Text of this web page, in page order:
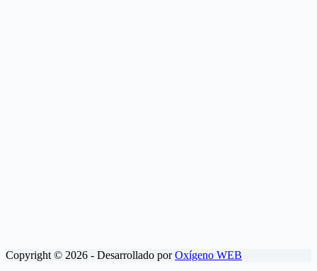
Copyright © 2026 - Desarrollado porOxígeno WEB